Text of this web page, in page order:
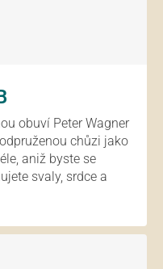
obuví Peter Wagner
chůzi jako
aniž byste se
svaly, srdce a